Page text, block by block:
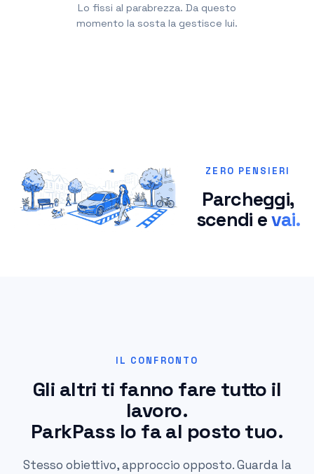
Lo fissi al parabrezza. Da questo
momento la sosta la gestisce lui.
ZERO PENSIERI
Parcheggi,
scendi evai.
IL CONFRONTO
Gli altri ti fanno fare tutto il
lavoro.
ParkPass lo fa al posto tuo.
Stesso obiettivo, approccio opposto. Guarda la